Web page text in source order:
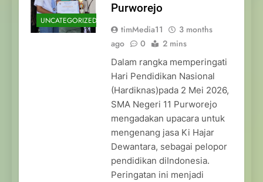
UNCATEGORIZED
Purworejo
timMedia11
3 months
ago
0 2 mins
Dalam rangka memperingati
Hari Pendidikan Nasional
(Hardiknas)pada 2 Mei 2026,
SMA Negeri 11 Purworejo
mengadakan upacara untuk
mengenang jasa Ki Hajar
Dewantara, sebagai pelopor
pendidikan diIndonesia.
Peringatan ini menjadi